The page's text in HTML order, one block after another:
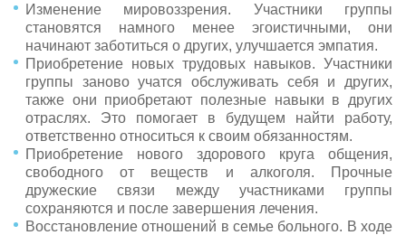
Изменение мировоззрения. Участники группы
становятся намного менее эгоистичными, они
начинают заботиться о других, улучшается эмпатия.
Приобретение новых трудовых навыков. Участники
группы заново учатся обслуживать себя и других,
также они приобретают полезные навыки в других
отраслях. Это помогает в будущем найти работу,
ответственно относиться к своим обязанностям.
Приобретение нового здорового круга общения,
свободного от веществ и алкоголя. Прочные
дружеские связи между участниками группы
сохраняются и после завершения лечения.
Восстановление отношений в семье больного. В ходе